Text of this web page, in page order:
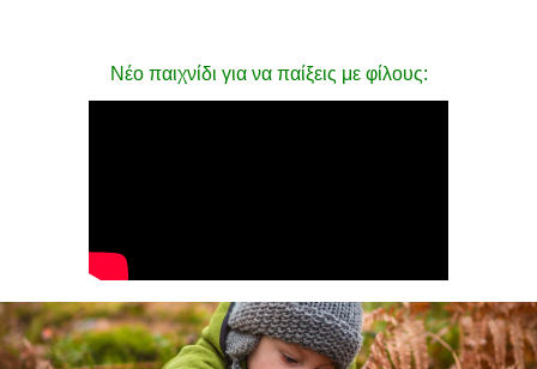
Νέο παιχνίδι για να παίξεις με φίλους: